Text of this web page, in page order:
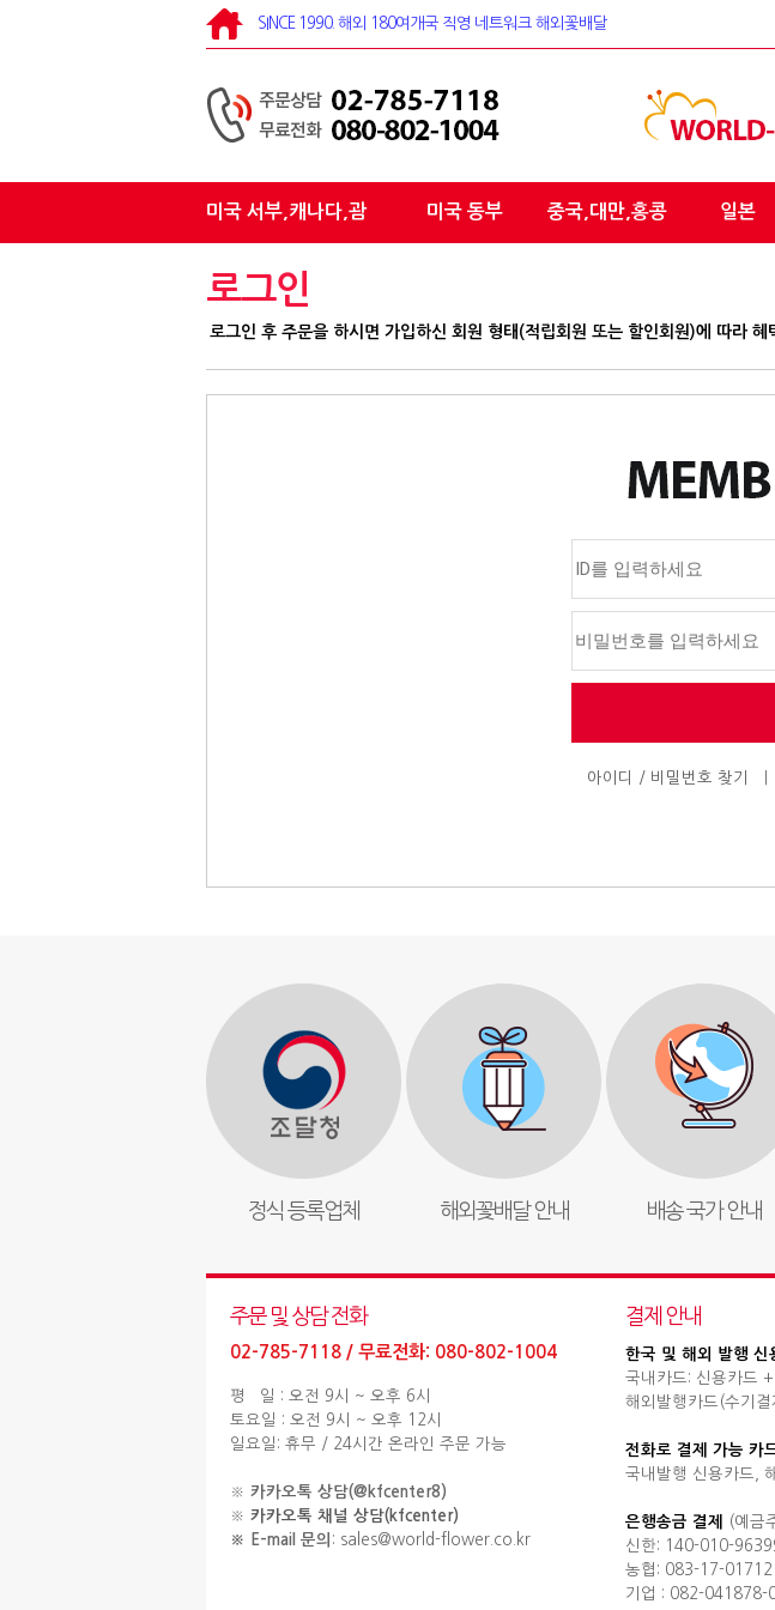
SINCE 1990. 해외 180여개국 직영 네트워크 해외꽃배달
미국 서부,캐나다,괌 미국 동부 중국,대만,홍콩 일본
로그인
로그인 후 주문을 하시면 가입하신 회원 형태(적립회원 또는 할인회원)에 따라 혜
아이디 / 비밀번호 찾기
정식 등록업체 해외꽃배달 안내 배송 국가 안내
주문 및 상담 전화
02-785-7118 / 무료전화: 080-802-1004
평 일 : 오전 9시 ~ 오후 6시
토요일 : 오전 9시 ~ 오후 12시
일요일: 휴무 / 24시간 온라인 주문 가능
※ 카카오톡 상담(@kfcenter8)
※ 카카오톡 채널 상담(kfcenter)
※ E-mail 문의 : sales@world-flower.co.kr
결제 안내
한국 및 해외 발행 신
국내카드: 신용카드
해외발행카드(수기결
전화로 결제 가능 카
국내발행 신용카드,
은행송금 결제
(예금
신한: 140-010-
농협: 083-17-
기업 : 082-041878-